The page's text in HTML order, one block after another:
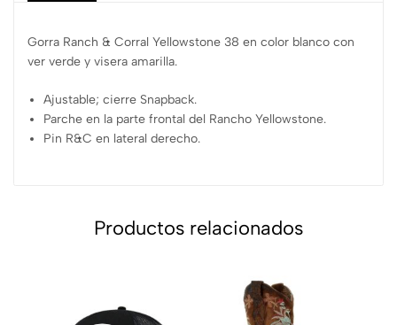
Gorra Ranch & Corral Yellowstone 38 en color blanco con
ver verde y visera amarilla.
Ajustable; cierre Snapback.
Parche en la parte frontal del Rancho Yellowstone.
Pin R&C en lateral derecho.
Productos relacionados